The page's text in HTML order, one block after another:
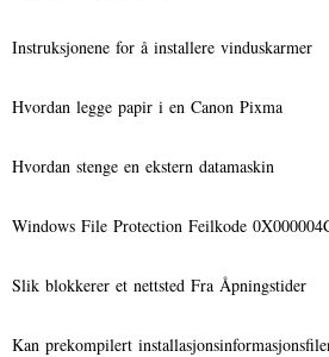
Instruksjonene for å installere vinduskarmer
Hvordan legge papir i en Canon Pixma
Hvordan stenge en ekstern datamaskin
Windows File Protection Feilkode
Slik blokkerer et nettsted Fra Åpningstider
Kan prekompilert